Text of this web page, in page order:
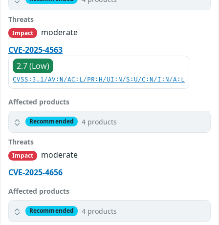
Threats
Impact
moderate
CVE-2025-4563
2.7 (Low)
CVSS:3.1/AV:N/AC:L/PR:H/UI:N/S:U/C:N/I:N/A:L
Affected products
Recommended 4 products
Threats
Impact
moderate
CVE-2025-4656
Affected products
Recommended 4 products